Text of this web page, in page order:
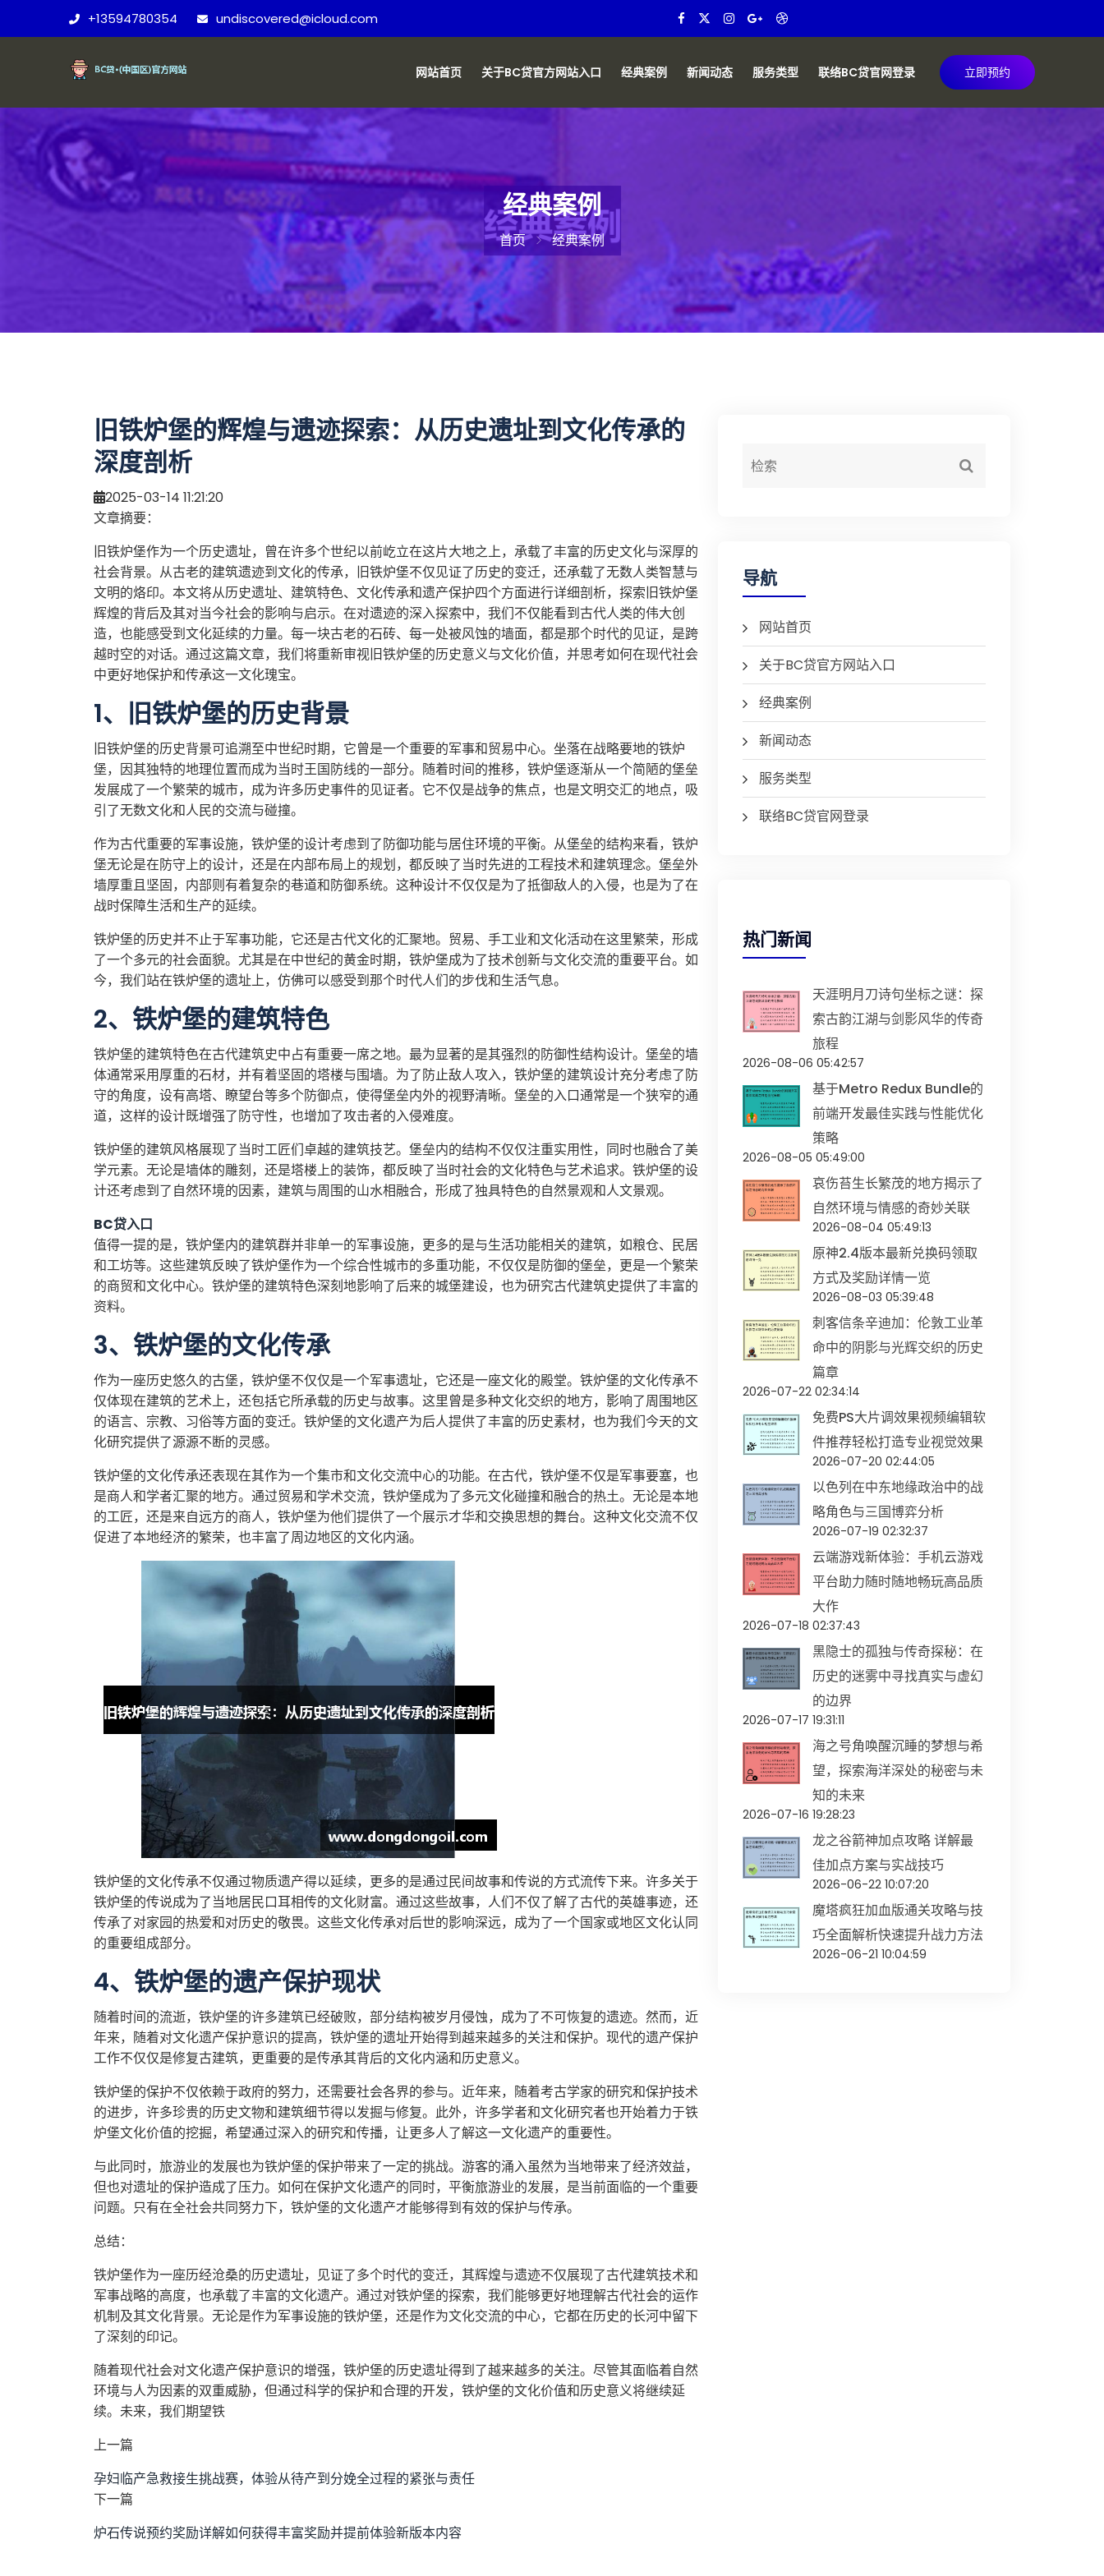
+13594780354 undiscovered@icloud.com
网站首页 关于BC贷官方网站入口 经典案例 新闻动态 服务类型 联络BC贷官网登录 立即预约
经典案例
首页 经典案例
旧铁炉堡的辉煌与遗迹探索：从历史遗址到文化传承的
深度剖析
2025-03-14 11:21:20
文章摘要：
旧铁炉堡作为一个历史遗址，曾在许多个世纪以前屹立在这片大地之上，承载了丰富的历史文化与深厚的
社会背景。从古老的建筑遗迹到文化的传承，旧铁炉堡不仅见证了历史的变迁，还承载了无数人类智慧与
文明的烙印。本文将从历史遗址、建筑特色、文化传承和遗产保护四个方面进行详细剖析，探索旧铁炉堡
辉煌的背后及其对当今社会的影响与启示。在对遗迹的深入探索中，我们不仅能看到古代人类的伟大创
造，也能感受到文化延续的力量。每一块古老的石砖、每一处被风蚀的墙面，都是那个时代的见证，是跨
越时空的对话。通过这篇文章，我们将重新审视旧铁炉堡的历史意义与文化价值，并思考如何在现代社会
中更好地保护和传承这一文化瑰宝。
1、旧铁炉堡的历史背景
旧铁炉堡的历史背景可追溯至中世纪时期，它曾是一个重要的军事和贸易中心。坐落在战略要地的铁炉
堡，因其独特的地理位置而成为当时王国防线的一部分。随着时间的推移，铁炉堡逐渐从一个简陋的堡垒
发展成了一个繁荣的城市，成为许多历史事件的见证者。它不仅是战争的焦点，也是文明交汇的地点，吸
引了无数文化和人民的交流与碰撞。
作为古代重要的军事设施，铁炉堡的设计考虑到了防御功能与居住环境的平衡。从堡垒的结构来看，铁炉
堡无论是在防守上的设计，还是在内部布局上的规划，都反映了当时先进的工程技术和建筑理念。堡垒外
墙厚重且坚固，内部则有着复杂的巷道和防御系统。这种设计不仅仅是为了抵御敌人的入侵，也是为了在
战时保障生活和生产的延续。
铁炉堡的历史并不止于军事功能，它还是古代文化的汇聚地。贸易、手工业和文化活动在这里繁荣，形成
了一个多元的社会面貌。尤其是在中世纪的黄金时期，铁炉堡成为了技术创新与文化交流的重要平台。如
今，我们站在铁炉堡的遗址上，仿佛可以感受到那个时代人们的步伐和生活气息。
2、铁炉堡的建筑特色
铁炉堡的建筑特色在古代建筑史中占有重要一席之地。最为显著的是其强烈的防御性结构设计。堡垒的墙
体通常采用厚重的石材，并有着坚固的塔楼与围墙。为了防止敌人攻入，铁炉堡的建筑设计充分考虑了防
守的角度，设有高塔、瞭望台等多个防御点，使得堡垒内外的视野清晰。堡垒的入口通常是一个狭窄的通
道，这样的设计既增强了防守性，也增加了攻击者的入侵难度。
铁炉堡的建筑风格展现了当时工匠们卓越的建筑技艺。堡垒内的结构不仅仅注重实用性，同时也融合了美
学元素。无论是墙体的雕刻，还是塔楼上的装饰，都反映了当时社会的文化特色与艺术追求。铁炉堡的设
计还考虑到了自然环境的因素，建筑与周围的山水相融合，形成了独具特色的自然景观和人文景观。
BC贷入口
值得一提的是，铁炉堡内的建筑群并非单一的军事设施，更多的是与生活功能相关的建筑，如粮仓、民居
和工坊等。这些建筑反映了铁炉堡作为一个综合性城市的多重功能，不仅仅是防御的堡垒，更是一个繁荣
的商贸和文化中心。铁炉堡的建筑特色深刻地影响了后来的城堡建设，也为研究古代建筑史提供了丰富的
资料。
3、铁炉堡的文化传承
作为一座历史悠久的古堡，铁炉堡不仅仅是一个军事遗址，它还是一座文化的殿堂。铁炉堡的文化传承不
仅体现在建筑的艺术上，还包括它所承载的历史与故事。这里曾是多种文化交织的地方，影响了周围地区
的语言、宗教、习俗等方面的变迁。铁炉堡的文化遗产为后人提供了丰富的历史素材，也为我们今天的文
化研究提供了源源不断的灵感。
铁炉堡的文化传承还表现在其作为一个集市和文化交流中心的功能。在古代，铁炉堡不仅是军事要塞，也
是商人和学者汇聚的地方。通过贸易和学术交流，铁炉堡成为了多元文化碰撞和融合的热土。无论是本地
的工匠，还是来自远方的商人，铁炉堡为他们提供了一个展示才华和交换思想的舞台。这种文化交流不仅
促进了本地经济的繁荣，也丰富了周边地区的文化内涵。
铁炉堡的文化传承不仅通过物质遗产得以延续，更多的是通过民间故事和传说的方式流传下来。许多关于
铁炉堡的传说成为了当地居民口耳相传的文化财富。通过这些故事，人们不仅了解了古代的英雄事迹，还
传承了对家园的热爱和对历史的敬畏。这些文化传承对后世的影响深远，成为了一个国家或地区文化认同
的重要组成部分。
4、铁炉堡的遗产保护现状
随着时间的流逝，铁炉堡的许多建筑已经破败，部分结构被岁月侵蚀，成为了不可恢复的遗迹。然而，近
年来，随着对文化遗产保护意识的提高，铁炉堡的遗址开始得到越来越多的关注和保护。现代的遗产保护
工作不仅仅是修复古建筑，更重要的是传承其背后的文化内涵和历史意义。
铁炉堡的保护不仅依赖于政府的努力，还需要社会各界的参与。近年来，随着考古学家的研究和保护技术
的进步，许多珍贵的历史文物和建筑细节得以发掘与修复。此外，许多学者和文化研究者也开始着力于铁
炉堡文化价值的挖掘，希望通过深入的研究和传播，让更多人了解这一文化遗产的重要性。
与此同时，旅游业的发展也为铁炉堡的保护带来了一定的挑战。游客的涌入虽然为当地带来了经济效益，
但也对遗址的保护造成了压力。如何在保护文化遗产的同时，平衡旅游业的发展，是当前面临的一个重要
问题。只有在全社会共同努力下，铁炉堡的文化遗产才能够得到有效的保护与传承。
总结：
铁炉堡作为一座历经沧桑的历史遗址，见证了多个时代的变迁，其辉煌与遗迹不仅展现了古代建筑技术和
军事战略的高度，也承载了丰富的文化遗产。通过对铁炉堡的探索，我们能够更好地理解古代社会的运作
机制及其文化背景。无论是作为军事设施的铁炉堡，还是作为文化交流的中心，它都在历史的长河中留下
了深刻的印记。
随着现代社会对文化遗产保护意识的增强，铁炉堡的历史遗址得到了越来越多的关注。尽管其面临着自然
环境与人为因素的双重威胁，但通过科学的保护和合理的开发，铁炉堡的文化价值和历史意义将继续延
续。未来，我们期望铁
上一篇
孕妇临产急救接生挑战赛，体验从待产到分娩全过程的紧张与责任
下一篇
炉石传说预约奖励详解如何获得丰富奖励并提前体验新版本内容
导航
网站首页
关于BC贷官方网站入口
经典案例
新闻动态
服务类型
联络BC贷官网登录
热门新闻
天涯明月刀诗句坐标之谜：探
索古韵江湖与剑影风华的传奇
旅程
2026-08-06 05:42:57
基于Metro Redux Bundle的
前端开发最佳实践与性能优化
策略
2026-08-05 05:49:00
哀伤苔生长繁茂的地方揭示了
自然环境与情感的奇妙关联
2026-08-04 05:49:13
原神2.4版本最新兑换码领取
方式及奖励详情一览
2026-08-03 05:39:48
刺客信条辛迪加：伦敦工业革
命中的阴影与光辉交织的历史
篇章
2026-07-22 02:34:14
免费PS大片调效果视频编辑软
件推荐轻松打造专业视觉效果
2026-07-20 02:44:05
以色列在中东地缘政治中的战
略角色与三国博弈分析
2026-07-19 02:32:37
云端游戏新体验：手机云游戏
平台助力随时随地畅玩高品质
大作
2026-07-18 02:37:43
黑隐士的孤独与传奇探秘：在
历史的迷雾中寻找真实与虚幻
的边界
2026-07-17 19:31:11
海之号角唤醒沉睡的梦想与希
望，探索海洋深处的秘密与未
知的未来
2026-07-16 19:28:23
龙之谷箭神加点攻略 详解最
佳加点方案与实战技巧
2026-06-22 10:07:20
魔塔疯狂加血版通关攻略与技
巧全面解析快速提升战力方法
2026-06-21 10:04:59